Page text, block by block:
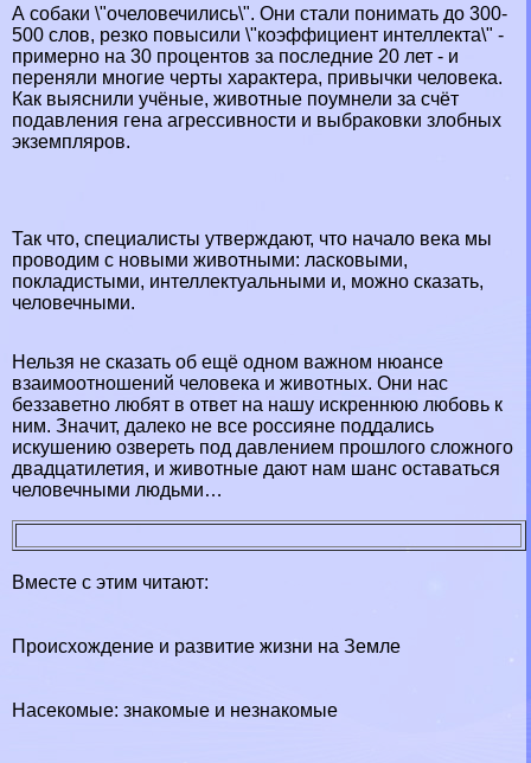
А собаки \"очеловечились\". Они стали понимать до 300-
500 слов, резко повысили \"коэффициент интеллекта\" -
примерно на 30 процентов за последние 20 лет - и
переняли многие черты хаpaктера, привычки человека.
Как выяснили учёные, животные поумнели за счёт
подавления гена агрессивности и выбpaковки злобных
экземпляров.
Так что, специалисты утверждают, что начало века мы
проводим с новыми животными: ласковыми,
покладистыми, интеллектуальными и, можно сказать,
человечными.
Нельзя не сказать об ещё одном важном нюансе
взаимоотношений человека и животных. Они нас
беззаветно любят в ответ на нашу искреннюю любовь к
ним. Значит, далеко не все россияне поддались
искушению озвереть под давлением прошлого сложного
двадцатилетия, и животные дают нам шанс оставаться
человечными людьми…
Вместе с этим читают:
Происхождение и развитие жизни на Земле
Насекомые: знакомые и незнакомые